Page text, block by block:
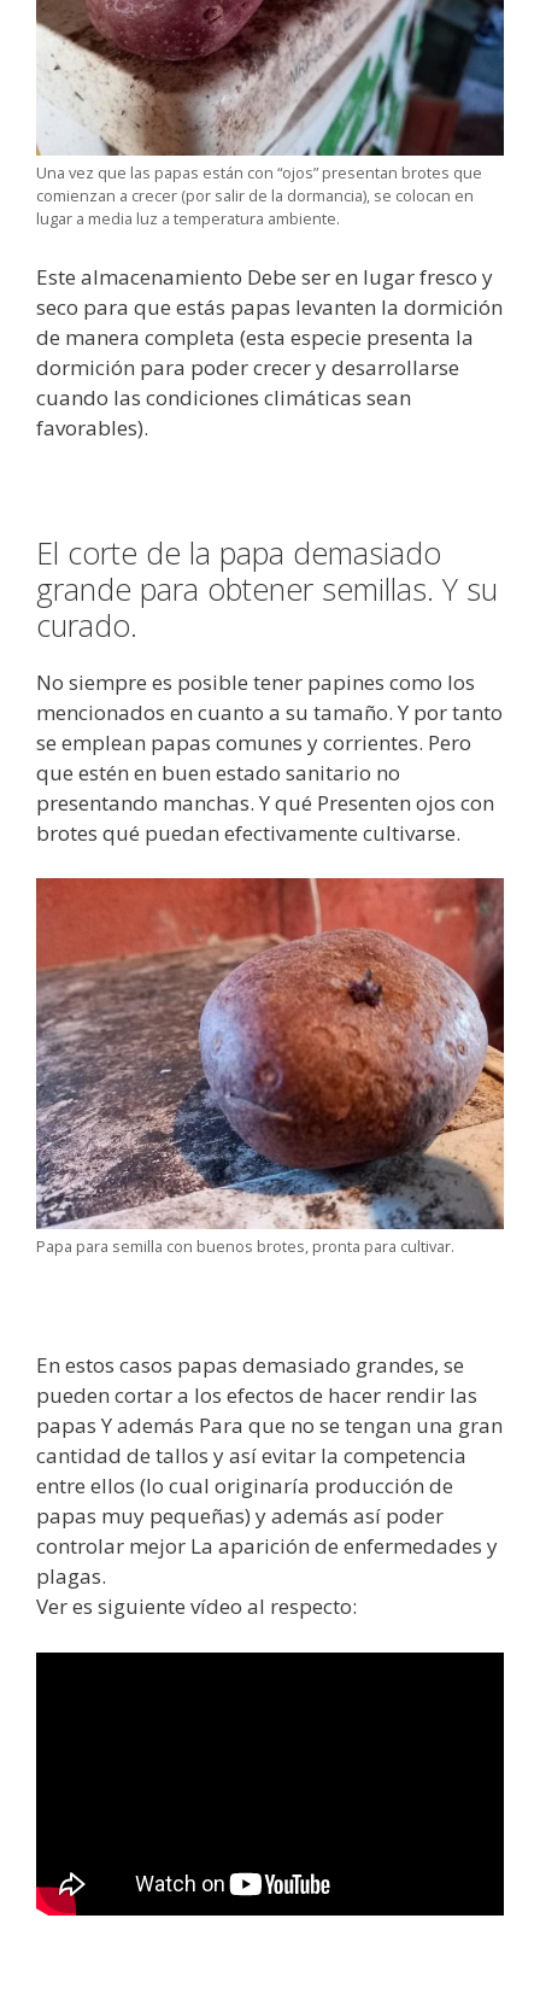
Una vez que las papas están con “ojos” presentan brotes que
comienzan a crecer (por salir de la dormancia), se colocan en
lugar a media luz a temperatura ambiente.
Este almacenamiento Debe ser en lugar fresco y
seco para que estás papas levanten la dormición
de manera completa (esta especie presenta la
dormición para poder crecer y desarrollarse
cuando las condiciones climáticas sean
favorables).
El corte de la papa demasiado
grande para obtener semillas. Y su
curado.
No siempre es posible tener papines como los
mencionados en cuanto a su tamaño. Y por tanto
se emplean papas comunes y corrientes. Pero
que estén en buen estado sanitario no
presentando manchas. Y qué Presenten ojos con
brotes qué puedan efectivamente cultivarse.
Papa para semilla con buenos brotes, pronta para cultivar.
En estos casos papas demasiado grandes, se
pueden cortar a los efectos de hacer rendir las
papas Y además Para que no se tengan una gran
cantidad de tallos y así evitar la competencia
entre ellos (lo cual originaría producción de
papas muy pequeñas) y además así poder
controlar mejor La aparición de enfermedades y
plagas.
Ver es siguiente vídeo al respecto: